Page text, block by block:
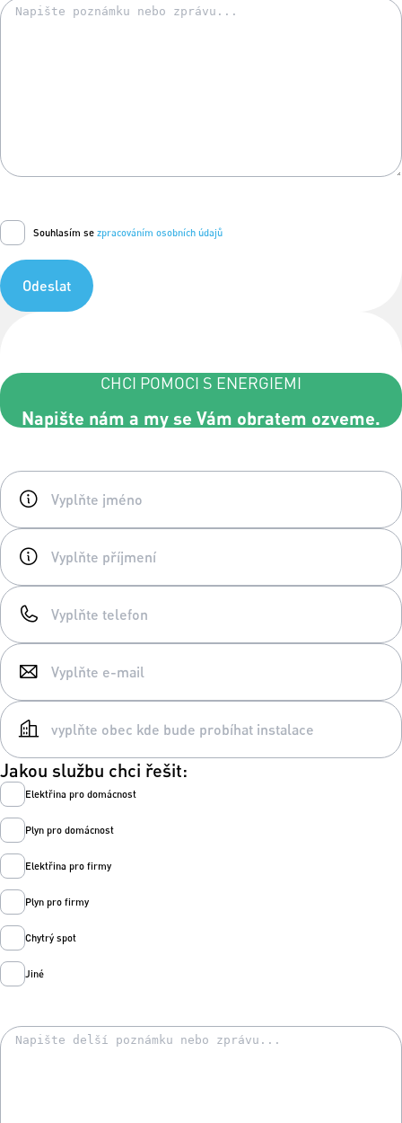
Souhlasím se zpracováním osobních údajů
Odeslat
CHCI POMOCI S ENERGIEMI
Napište nám a my se Vám obratem ozveme.
Jakou službu chci řešit:
Elektřina pro domácnost
Plyn pro domácnost
Elektřina pro firmy
Plyn pro firmy
Chytrý spot
Jiné